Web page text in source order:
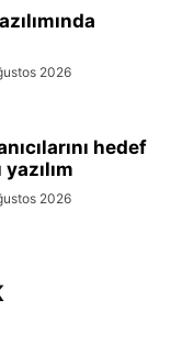
2026
hedef
2026